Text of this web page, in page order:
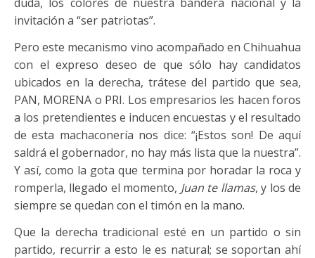
invitación a “ser patriotas”.
Pero este mecanismo vino acompañado en Chihuahua
con el expreso deseo de que sólo hay candidatos
ubicados en la derecha, trátese del partido que sea,
PAN, MORENA o PRI. Los empresarios les hacen foros
a los pretendientes e inducen encuestas y el resultado
de esta machaconería nos dice: “¡Estos son! De aquí
saldrá el gobernador, no hay más lista que la nuestra”.
Y así, como la gota que termina por horadar la roca y
romperla, llegado el momento, Juan te llamas, y los de
siempre se quedan con el timón en la mano.
Que la derecha tradicional esté en un partido o sin
partido, recurrir a esto le es natural; se soportan ahí